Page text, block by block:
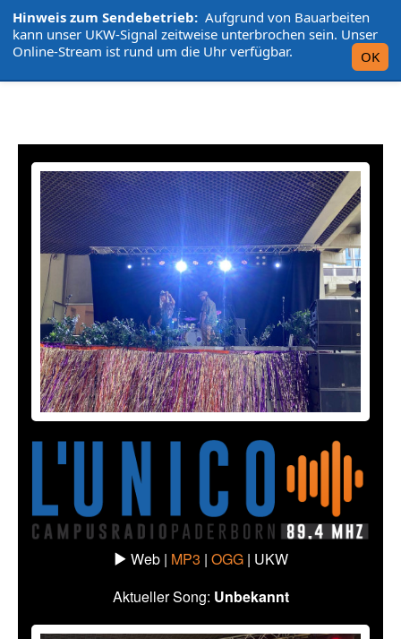
Hinweis zum Sendebetrieb: Aufgrund von Bauarbeiten
kann unser UKW-Signal zeitweise unterbrochen sein. Unser
Online-Stream ist rund um die Uhr verfügbar.
OK
L'UniCo
Web | MP3 | OGG | UKW
Aktueller Song: Unbekannt